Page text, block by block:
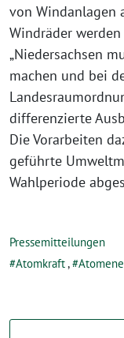
von Windanlagen
Windräder
„Niedersachsen
machen und bei
differenzierte
Die Vorarbeiten
geführte
Wahlperiode
Pressemitteilungen
Atomkraft,